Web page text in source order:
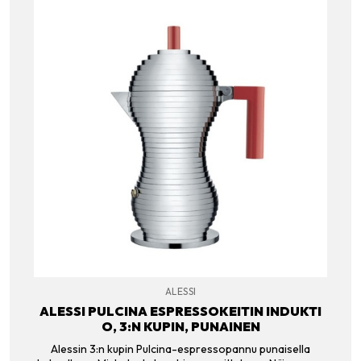
ALESSI
ALESSI PULCINA ESPRESSOKEITIN INDUKTI
O, 3:N KUPIN, PUNAINEN
Alessin 3:n kupin Pulcina-espressopannu punaisella